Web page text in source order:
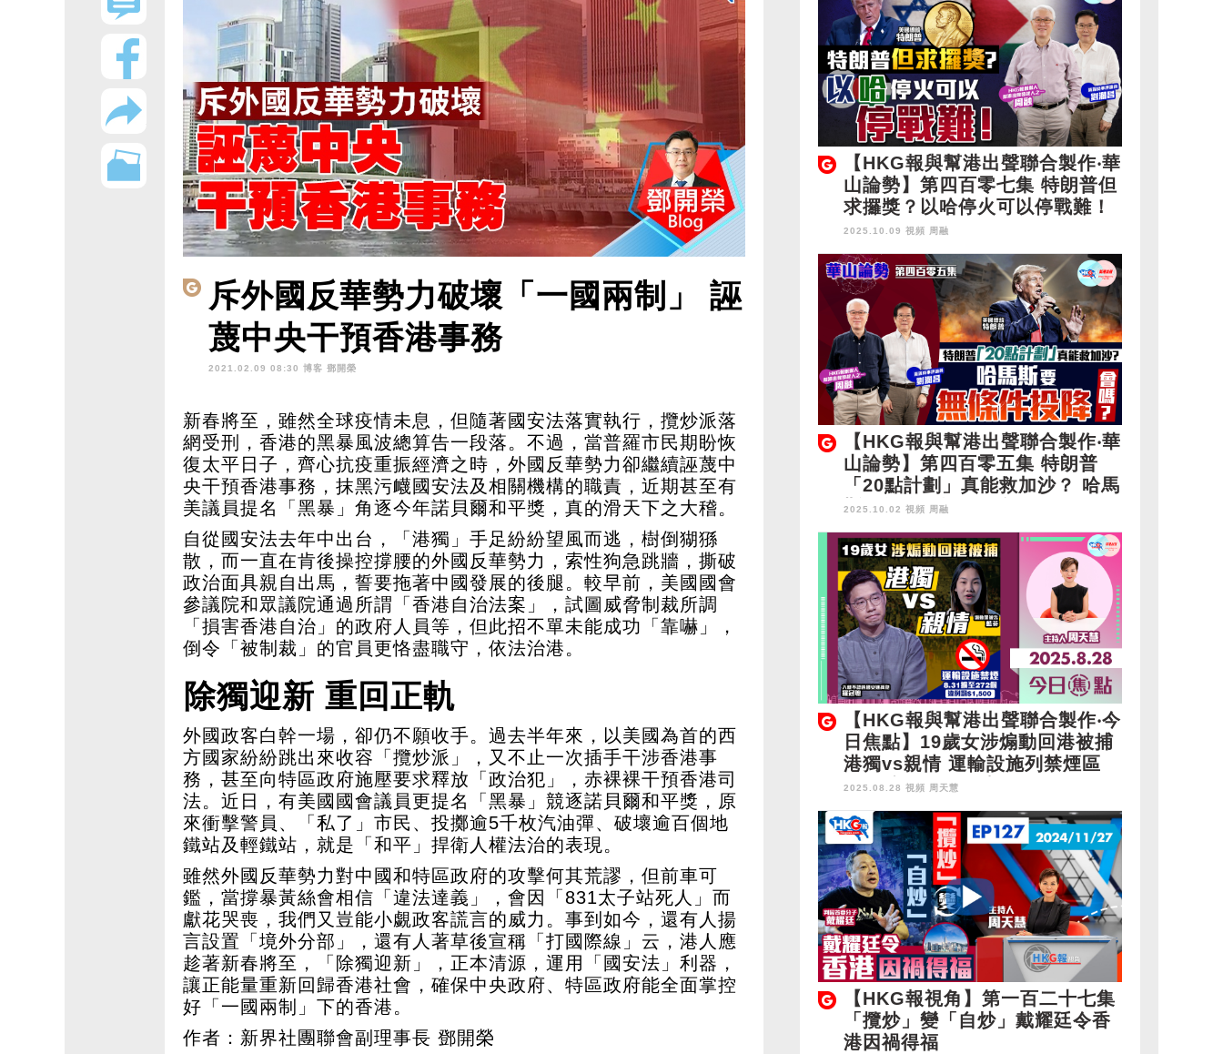
斥外國反華勢力破壞「一國兩制」 誣
蔑中央干預香港事務
2021.02.09 08:30 博客 鄧開榮
新春將至，雖然全球疫情未息，但隨著國安法落實執行，攬炒派落
網受刑，香港的黑暴風波總算告一段落。不過，當普羅市民期盼恢
復太平日子，齊心抗疫重振經濟之時，外國反華勢力卻繼續誣蔑中
央干預香港事務，抹黑污衊國安法及相關機構的職責，近期甚至有
美議員提名「黑暴」角逐今年諾貝爾和平獎，真的滑天下之大稽。
自從國安法去年中出台，「港獨」手足紛紛望風而逃，樹倒猢猻
散，而一直在肯後操控撐腰的外國反華勢力，索性狗急跳牆，撕破
政治面具親自出馬，誓要拖著中國發展的後腿。較早前，美國國會
參議院和眾議院通過所謂「香港自治法案」，試圖威脅制裁所調
「損害香港自治」的政府人員等，但此招不單未能成功「靠嚇」，
倒令「被制裁」的官員更恪盡職守，依法治港。
除獨迎新 重回正軌
外國政客白幹一場，卻仍不願收手。過去半年來，以美國為首的西
方國家紛紛跳出來收容「攬炒派」，又不止一次插手干涉香港事
務，甚至向特區政府施壓要求釋放「政治犯」，赤裸裸干預香港司
法。近日，有美國國會議員更提名「黑暴」競逐諾貝爾和平獎，原
來衝擊警員、「私了」市民、投擲逾5千枚汽油彈、破壞逾百個地
鐵站及輕鐵站，就是「和平」捍衛人權法治的表現。
雖然外國反華勢力對中國和特區政府的攻擊何其荒謬，但前車可
鑑，當撐暴黃絲會相信「違法達義」，會因「831太子站死人」而
獻花哭喪，我們又豈能小覷政客謊言的威力。事到如今，還有人揚
言設置「境外分部」，還有人著草後宣稱「打國際線」云，港人應
趁著新春將至，「除獨迎新」，正本清源，運用「國安法」利器，
讓正能量重新回歸香港社會，確保中央政府、特區政府能全面掌控
好「一國兩制」下的香港。
作者：新界社團聯會副理事長 鄧開榮
【HKG報與幫港出聲聯合製作‧華
山論勢】第四百零七集 特朗普但
求攞獎？以哈停火可以停戰難！
2025.10.09 視頻 周融
【HKG報與幫港出聲聯合製作‧華
山論勢】第四百零五集 特朗普
「20點計劃」真能救加沙？ 哈馬
斯要無條件投降，會嗎？
2025.10.02 視頻 周融
【HKG報與幫港出聲聯合製作‧今
日焦點】19歲女涉煽動回港被捕
港獨vs親情 運輸設施列禁煙區
8.31擴至272個 違例罰$1,500
2025.08.28 視頻 周天慧
【HKG報視角】第一百二十七集
「攬炒」變「自炒」戴耀廷令香
港因禍得福